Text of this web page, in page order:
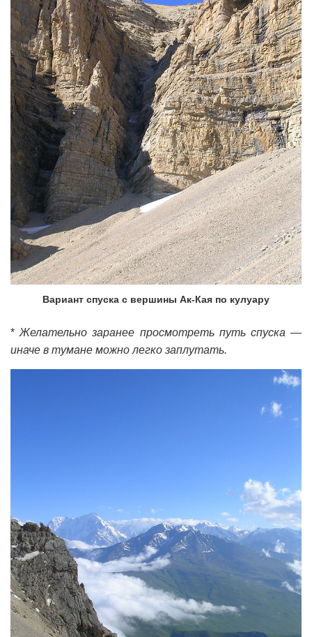
Вариант спуска с вершины Ак-Кая по кулуару
*Желательно заранее просмотреть путь спуска —
иначе в тумане можно легко заплутать.